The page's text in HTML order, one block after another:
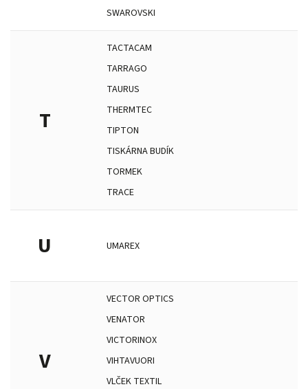
SWAROVSKI
T
TACTACAM
TARRAGO
TAURUS
THERMTEC
TIPTON
TISKÁRNA BUDÍK
TORMEK
TRACE
U UMAREX
V
VECTOR OPTICS
VENATOR
VICTORINOX
VIHTAVUORI
VLČEK TEXTIL